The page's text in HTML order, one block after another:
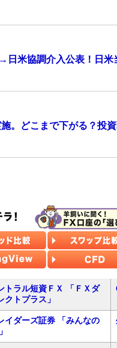
日米協調介入公表！日米
施。どこまで下がる？投
トラル短資ＦＸ 「ＦＸダ
クトプラス」
イダーズ証券 「みんなの